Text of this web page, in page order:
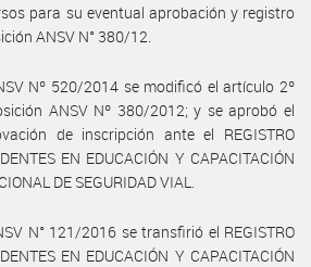
para su eventual aprobación y registro
ANSV N° 380/12.
Nº 520/2014 se modificó el artículo 2º
ANSV Nº 380/2012; y se aprobó el
de inscripción ante el REGISTRO
EN EDUCACIÓN Y CAPACITACIÓN
DE SEGURIDAD VIAL.
N° 121/2016 se transfirió el REGISTRO
EN EDUCACIÓN Y CAPACITACIÓN